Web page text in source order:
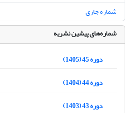
شماره جاری
شماره‌های پیشین نشریه
دوره 45 (1405)
دوره 44 (1404)
دوره 43 (1403)